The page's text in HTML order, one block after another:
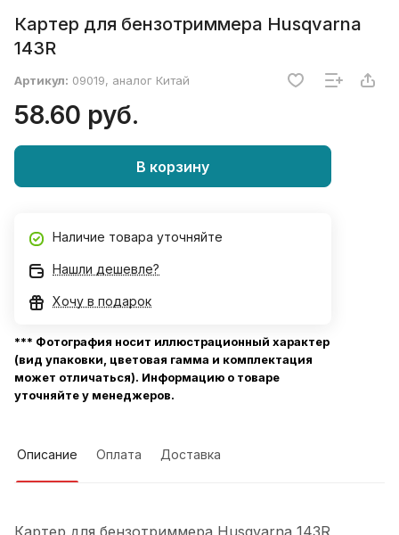
Картер для бензотриммера Husqvarna
143R
Артикул: 09019, аналог Китай
58.60 руб.
В корзину
Наличие товара уточняйте
Нашли дешевле?
Хочу в подарок
*** Фотография носит иллюстрационный характер
(вид упаковки, цветовая гамма и комплектация
может отличаться). Информацию о товаре
уточняйте у менеджеров.
Описание Оплата Доставка